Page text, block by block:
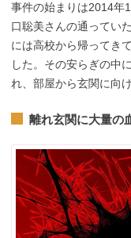
事件の始まりは2014年
口聡美さんの通ってい
には高校から帰ってき
した。その安らぎの中
れ、部屋から玄関に向
離れ玄関に大量の